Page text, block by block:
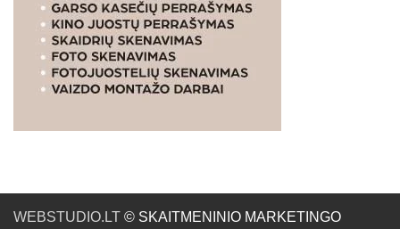
WEBSTUDIO.LT © SKAITMENINIO MARKETINGO